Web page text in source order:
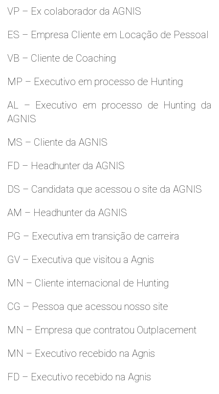
VP – Ex colaborador da AGNIS
ES – Empresa Cliente em Locação de Pessoal
VB – Cliente de Coaching
MP – Executivo em processo de Hunting
AL – Executivo em processo de Hunting da
AGNIS
MS – Cliente da AGNIS
FD – Headhunter da AGNIS
DS – Candidata que acessou o site da AGNIS
AM – Headhunter da AGNIS
PG – Executiva em transição de carreira
GV – Executiva que visitou a Agnis
MN – Cliente internacional de Hunting
CG – Pessoa que acessou nosso site
MN – Empresa que contratou Outplacement
MN – Executivo recebido na Agnis
FD – Executivo recebido na Agnis